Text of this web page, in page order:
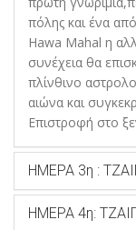
πόλης και ένα
Hawa Mahal η
συνέχεια θα
πλίνθινο
αιώνα και
Επιστροφή στο
ΗΜΕΡΑ 3η :
ΗΜΕΡΑ 4η: